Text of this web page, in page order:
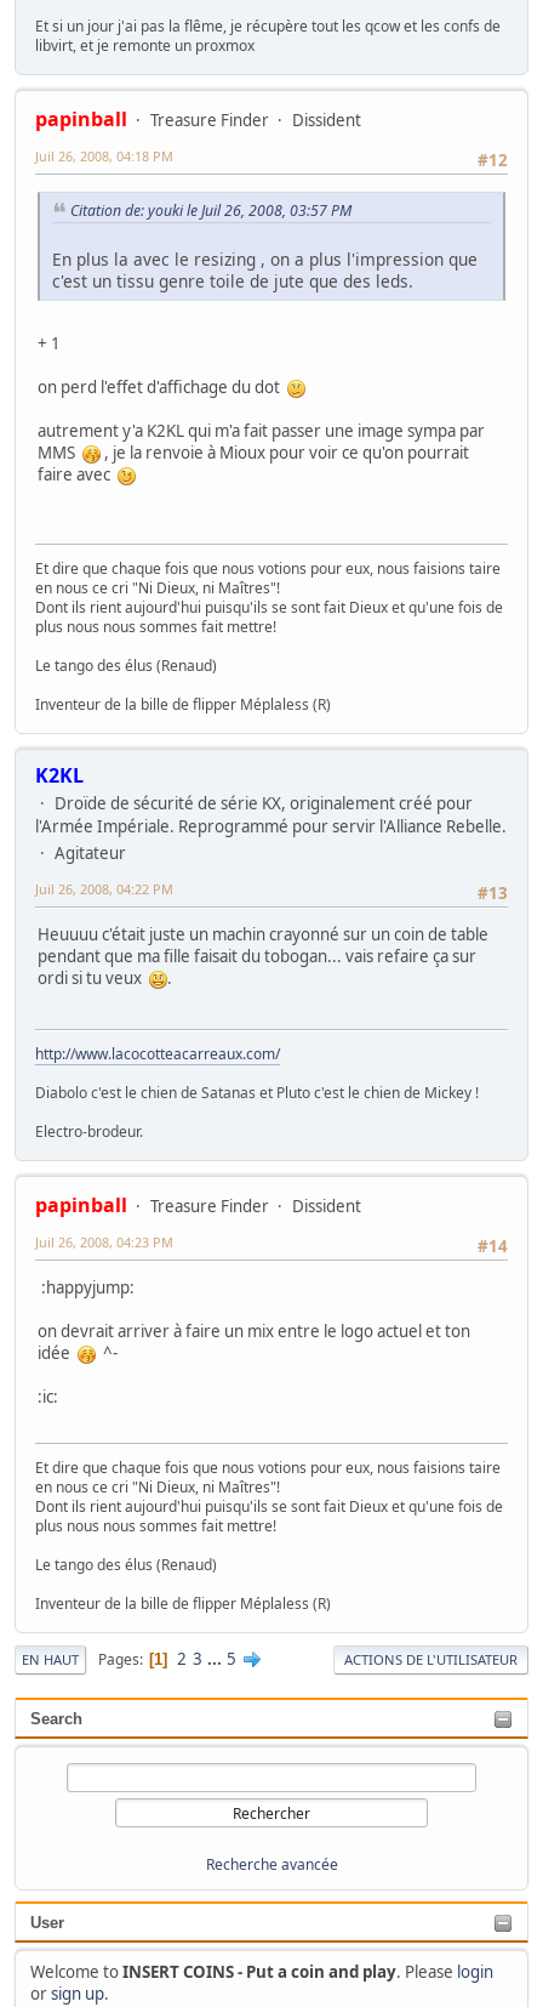
Search
Recherche avancée
User
Welcome toINSERT COINS - Put a coin and play. Please login
orsign up.
Et si un jour j'ai pas la flême, je récupère tout les qcow et les confs de
libvirt, et je remonte un proxmox
papinball Treasure Finder
Dissident
#12
Juil 26, 2008, 04:18 PM
Citation de: youki le Juil 26, 2008, 03:57 PM
En plus la avec le resizing , on a plus l'impression que
c'est un tissu genre toile de jute que des leds.
+ 1
on perd l'effet d'affichage du dot
autrement y'a K2KL qui m'a fait passer une image sympa par
MMS
, je la renvoie à Mioux pour voir ce qu'on pourrait
faire avec
Et dire que chaque fois que nous votions pour eux, nous faisions taire
en nous ce cri "Ni Dieux, ni Maîtres"!
Dont ils rient aujourd'hui puisqu'ils se sont fait Dieux et qu'une fois de
plus nous nous sommes fait mettre!
Le tango des élus (Renaud)
Inventeur de la bille de flipper Méplaless (R)
K2KL
Droïde de sécurité de série KX, originalement créé pour
l'Armée Impériale. Reprogrammé pour servir l'Alliance Rebelle.
Agitateur
#13
Juil 26, 2008, 04:22 PM
Heuuuu c'était juste un machin crayonné sur un coin de table
pendant que ma fille faisait du tobogan... vais refaire ça sur
ordi si tu veux
.
http://www.lacocotteacarreaux.com/
Diabolo c'est le chien de Satanas et Pluto c'est le chien de Mickey !
Electro-brodeur.
papinball Treasure Finder
Dissident
#14
Juil 26, 2008, 04:23 PM
:happyjump:
on devrait arriver à faire un mix entre le logo actuel et ton
idée
^-
:ic:
Et dire que chaque fois que nous votions pour eux, nous faisions taire
en nous ce cri "Ni Dieux, ni Maîtres"!
Dont ils rient aujourd'hui puisqu'ils se sont fait Dieux et qu'une fois de
plus nous nous sommes fait mettre!
Le tango des élus (Renaud)
Inventeur de la bille de flipper Méplaless (R)
EN HAUT Pages 1 2 3 ... 5 ACTIONS DE L'UTILISATEUR